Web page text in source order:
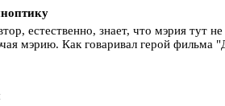
естественно, знает, что мэрия тут
мэрию. Как говаривал герой